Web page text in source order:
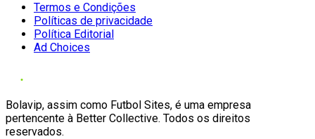
Termos e Condições
Políticas de privacidade
Política Editorial
Ad Choices
Bolavip, assim como Futbol Sites, é uma empresa
pertencente à Better Collective. Todos os direitos
reservados.